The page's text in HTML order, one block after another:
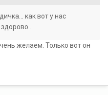
как вот у нас
желаем. Только вот он